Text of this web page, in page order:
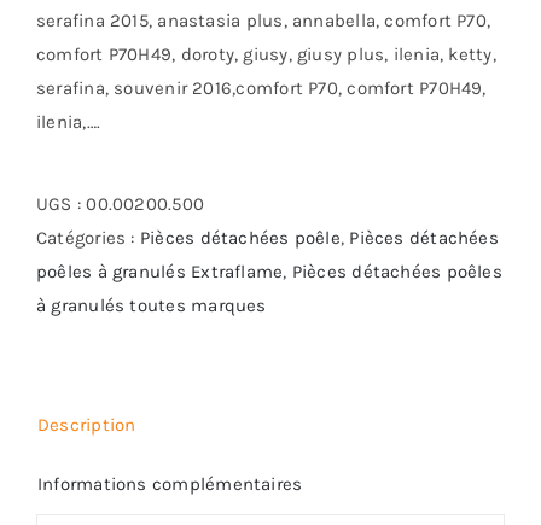
serafina 2015, anastasia plus, annabella, comfort P70,
comfort P70H49, doroty, giusy, giusy plus, ilenia, ketty,
serafina, souvenir 2016,comfort P70, comfort P70H49,
ilenia,….
UGS :00.00200.500
Catégories : Pièces détachées poêle, Pièces détachées
poêles à granulés Extraflame, Pièces détachées poêles
à granulés toutes marques
Description
Informations complémentaires